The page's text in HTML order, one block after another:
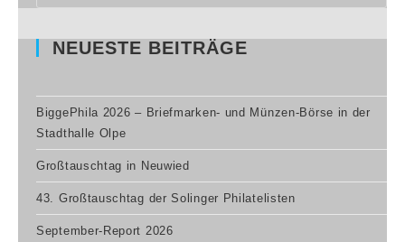
NEUESTE BEITRÄGE
BiggePhila 2026 – Briefmarken- und Münzen-Börse in der
Stadthalle Olpe
Großtauschtag in Neuwied
43. Großtauschtag der Solinger Philatelisten
September-Report 2026